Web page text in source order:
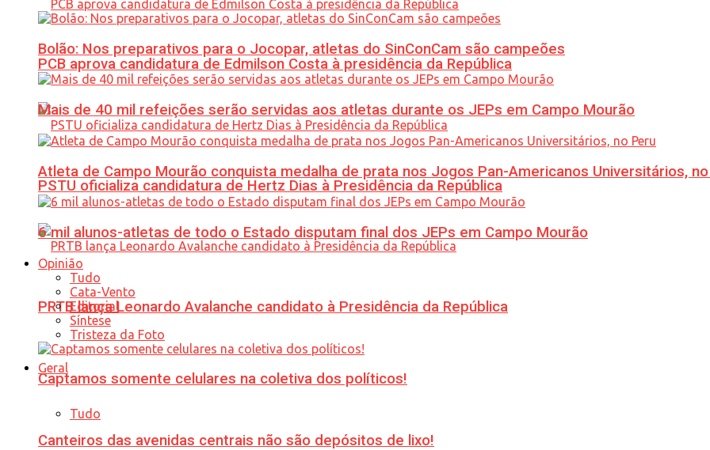
PCB aprova candidatura de Edmilson Costa à presidência da República
PSTU oficializa candidatura de Hertz Dias à Presidência da República
PRTB lança Leonardo Avalanche candidato à Presidência da República
Geral
Tudo
Bolão: Nos preparativos para o Jocopar, atletas do SinConCam são campeões
Mais de 40 mil refeições serão servidas aos atletas durante os JEPs em Campo Mourão
Atleta de Campo Mourão conquista medalha de prata nos Jogos Pan-Americanos Universitários,
6 mil alunos-atletas de todo o Estado disputam final dos JEPs em Campo Mourão
Opinião
Tudo
Cata-Vento
Editorial
Síntese
Tristeza da Foto
Captamos somente celulares na coletiva dos políticos!
Canteiros das avenidas centrais não são depósitos de lixo!